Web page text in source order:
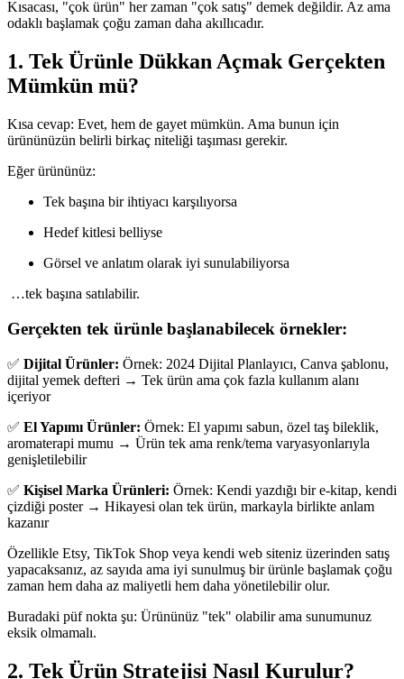
Kısacası, "çok ürün" her zaman "çok satış" demek değildir. Az ama
odaklı başlamak çoğu zaman daha akıllıcadır.
1. Tek Ürünle Dükkan Açmak Gerçekten
Mümkün mü?
Kısa cevap: Evet, hem de gayet mümkün. Ama bunun için
ürününüzün belirli birkaç niteliği taşıması gerekir.
Eğer ürününüz:
Tek başına bir ihtiyacı karşılıyorsa
Hedef kitlesi belliyse
Görsel ve anlatım olarak iyi sunulabiliyorsa
…tek başına satılabilir.
Gerçekten tek ürünle başlanabilecek örnekler:
✅ Dijital Ürünler: Örnek: 2024 Dijital Planlayıcı, Canva şablonu,
dijital yemek defteri → Tek ürün ama çok fazla kullanım alanı
içeriyor
✅ El Yapımı Ürünler: Örnek: El yapımı sabun, özel taş bileklik,
aromaterapi mumu → Ürün tek ama renk/tema varyasyonlarıyla
genişletilebilir
✅ Kişisel Marka Ürünleri: Örnek: Kendi yazdığı bir e-kitap, kendi
çizdiği poster → Hikayesi olan tek ürün, markayla birlikte anlam
kazanır
Özellikle Etsy, TikTok Shop veya kendi web siteniz üzerinden satış
yapacaksanız, az sayıda ama iyi sunulmuş bir ürünle başlamak çoğu
zaman hem daha az maliyetli hem daha yönetilebilir olur.
Buradaki püf nokta şu: Ürününüz "tek" olabilir ama sunumunuz
eksik olmamalı.
2. Tek Ürün Stratejisi Nasıl Kurulur?